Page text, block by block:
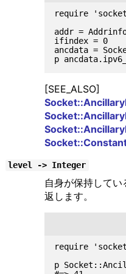
require
addr =
ifindex = 0
ancdata =
[SEE_ALSO]
level -> Integer
自身が保持して
返します。
require
p